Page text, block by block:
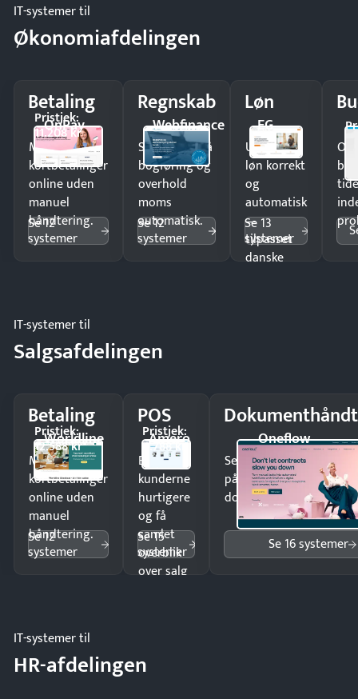
IT-systemer til
Økonomiafdelingen
Betaling
OnPay
Pristjek:
11.208 kr
Modtag
kortbetalinger
online uden
manuel
håndtering.
Se 12
systemer
Regnskab
Webfinance
Spar timer på
bogføring og
overhold
moms
automatisk.
Se 12
systemer
Løn
EG
Udbetal
løn korrekt
og
automatisk
—
tilpasset
danske
Se 13
systemer
IT-systemer til
Salgsafdelingen
Betaling
Worldline
Pristjek:
12.588 kr
Modtag
kortbetalinger
online uden
manuel
håndtering.
Se 12
systemer
POS
Amero
Pristjek:
4.788 kr
Ekspedér
kunderne
hurtigere
og få
samlet
overblik
over salg
Se 15
systemer
Oneflow
Send kontrakter til
på minutter og mist
dokumenter.
Se 16 systemer
IT-systemer til
HR-afdelingen